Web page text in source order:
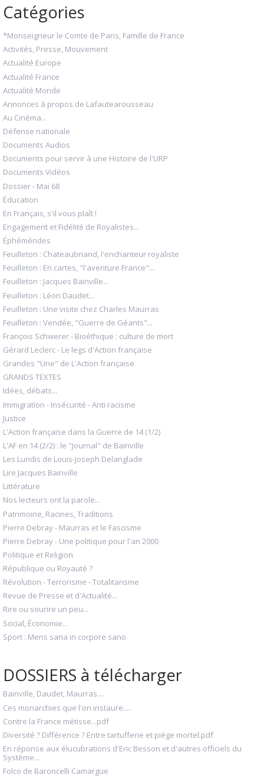
Catégories
*Monseigneur le Comte de Paris, Famille de France
Activités, Presse, Mouvement
Actualité Europe
Actualité France
Actualité Monde
Annonces à propos de Lafautearousseau
Au Cinéma...
Défense nationale
Documents Audios
Documents pour servir à une Histoire de l'URP
Documents Vidéos
Dossier - Mai 68
Éducation
En Français, s'il vous plaît !
Engagement et Fidélité de Royalistes...
Éphémérides
Feuilleton : Chateaubriand, l'enchanteur royaliste
Feuilleton : En cartes, "l'aventure France"...
Feuilleton : Jacques Bainville...
Feuilleton : Léon Daudet...
Feuilleton : Une visite chez Charles Maurras
Feuilleton : Vendée, "Guerre de Géants"...
François Schwerer - Bioéthique : culture de mort
Gérard Leclerc - Le legs d'Action française
Grandes "Une" de L'Action française
GRANDS TEXTES
Idées, débats...
Immigration - Insécurité - Anti racisme
Justice
L'Action française dans la Guerre de 14 (1/2)
L'AF en 14 (2/2) : le "Journal" de Bainville
Les Lundis de Louis-Joseph Delanglade
Lire Jacques Bainville
Littérature
Nos lecteurs ont la parole...
Patrimoine, Racines, Traditions
Pierre Debray - Maurras et le Fascisme
Pierre Debray - Une politique pour l'an 2000
Politique et Religion
République ou Royauté ?
Révolution - Terrorisme - Totalitarisme
Revue de Presse et d'Actualité...
Rire ou sourire un peu...
Social, Économie...
Sport : Mens sana in corpore sano
DOSSIERS à télécharger
Bainville, Daudet, Maurras....
Ces monarchies que l'on instaure.....
Contre la France métisse...pdf
Diversité ? Différence ? Entre tartufferie et piège mortel.pdf
En réponse aux élucubrations d'Eric Besson et d'autres officiels du
Système...
Folco de Baroncelli Camargue